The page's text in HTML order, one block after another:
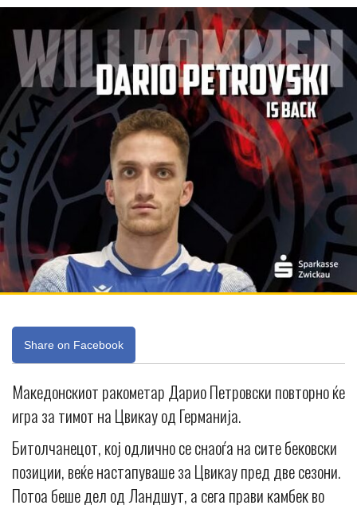
Share on Facebook
Македонскиот ракометар Дарио Петровски повторно ќе
игра за тимот на Цвикау од Германија.
Битолчанецот, кој одлично се снаоѓа на сите бековски
позиции, веќе настапуваше за Цвикау пред две сезони.
Потоа беше дел од Ландшут, а сега прави камбек во